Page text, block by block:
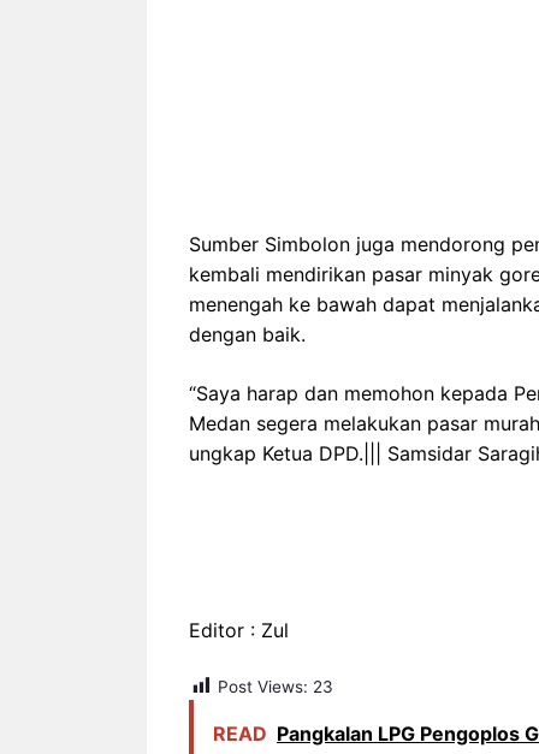
Sumber Simbolon juga mendorong
kembali mendirikan pasar minyak
menengah ke bawah dapat
dengan baik.
“Saya harap dan memohon kepada
Medan segera melakukan pasar
ungkap Ketua DPD.||| Samsidar
Editor : Zul
Post Views: 23
READ Pangkalan LPG Pengoplos